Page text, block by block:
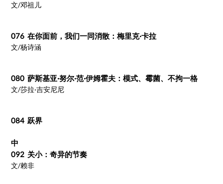
文/邓祖儿
076 在你面前，我们一同消散：梅里克·卡拉
文/杨诗涵
080 萨斯基亚·努尔·范·伊姆霍夫：模式、霉菌、不拘一格
文/莎拉·吉安尼尼
084 跃界
中
092 关小：奇异的节奏
文/赖非